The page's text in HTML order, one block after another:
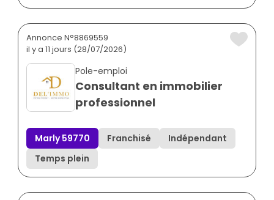
Annonce N°8869559
il y a 11 jours (28/07/2026)
Pole-emploi
Consultant en immobilier
professionnel
Marly 59770 Franchisé
Indépendant
Temps plein